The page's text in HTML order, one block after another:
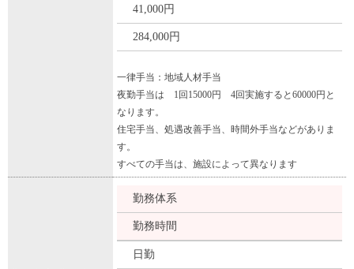
41,000円
284,000円
一律手当：地域人材手当
夜勤手当は 1回15000円 4回実施すると60000円と
なります。
住宅手当、処遇改善手当、時間外手当などがありま
す。
すべての手当は、施設によって異なります
勤務体系
勤務時間
日勤